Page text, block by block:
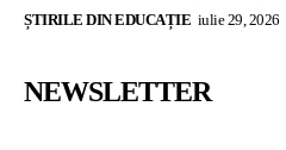
ȘTIRILE DIN EDUCAȚIE iulie 29, 2026
NEWSLETTER